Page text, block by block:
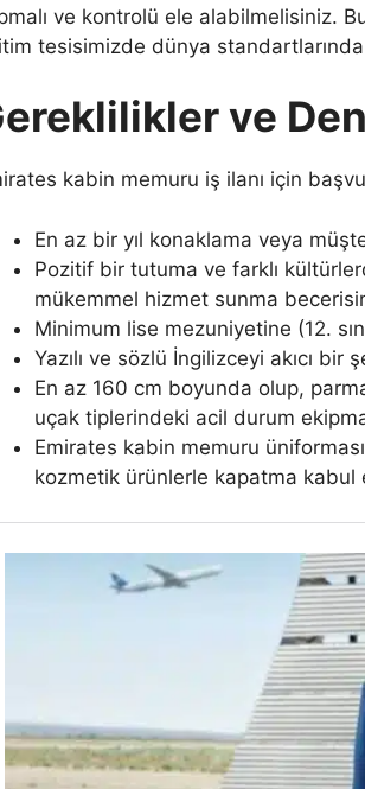
ve kontrolü ele alabilmelisiniz.
tesisimizde dünya standartlarında
ve
kabin memuru iş ilanı için
En az bir yıl konaklama veya
Pozitif bir tutuma ve farklı
mükemmel hizmet sunma
Minimum lise mezuniyetine (12.
Yazılı ve sözlü İngilizceyi akıcı
En az 160 cm boyunda olup,
uçak tiplerindeki acil durum
Emirates kabin memuru
kozmetik ürünlerle kapatma kabul